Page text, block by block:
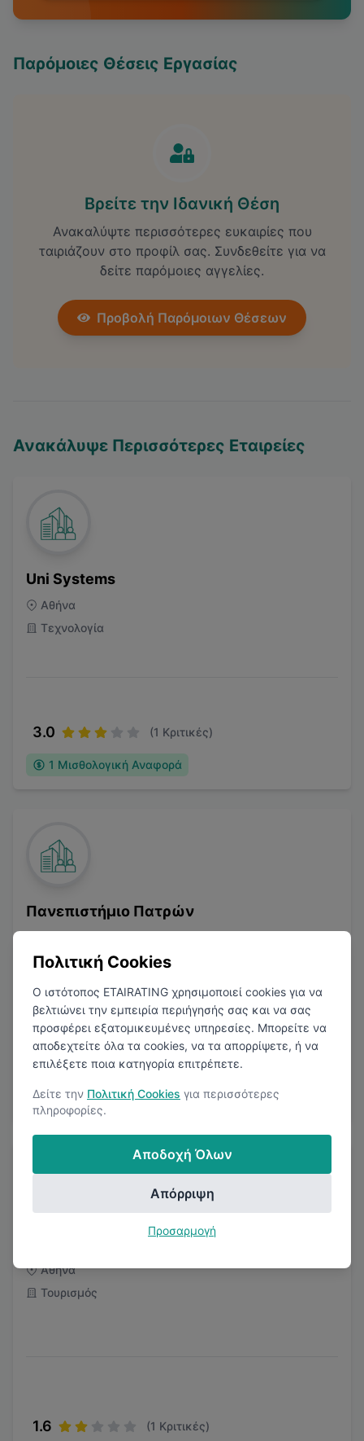
Παρόμοιες Θέσεις Εργασίας
Βρείτε την Ιδανική Θέση
Ανακαλύψτε περισσότερες ευκαιρίες που
ταιριάζουν στο προφίλ σας. Συνδεθείτε για να
δείτε παρόμοιες αγγελίες.
Προβολή Παρόμοιων Θέσεων
Ανακάλυψε Περισσότερες Εταιρείες
Uni Systems
Αθήνα
Τεχνολογία
3.0 (1 Κριτικές)
1 Μισθολογική Αναφορά
Πανεπιστήμιο Πατρών
Έρευνα
4.0 (1Κριτικές)
2 Μισθολογικές Αναφορές
Αθήνα
Τουρισμός
1.6 (1 Κριτικές)
Πολιτική Cookies
Ο ιστότοπος ETAIRATING χρησιμοποιεί cookies για να
βελτιώνει την εμπειρία περιήγησής σας και να σας
προσφέρει εξατομικευμένες υπηρεσίες. Μπορείτε να
αποδεχτείτε όλα τα cookies, να τα απορρίψετε, ή να
επιλέξετε ποια κατηγορία επιτρέπετε.
Δείτε την Πολιτική Cookies για περισσότερες
πληροφορίες.
Αποδοχή Όλων
Απόρριψη
Προσαρμογή